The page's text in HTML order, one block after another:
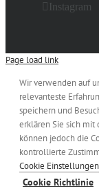
Instagram
Page load link
Wir verwenden auf
relevanteste
speichern und
erklären Sie sich mit
können jedoch die
kontrollierte
Cookie Einstellungen
Cookie Richtlinie